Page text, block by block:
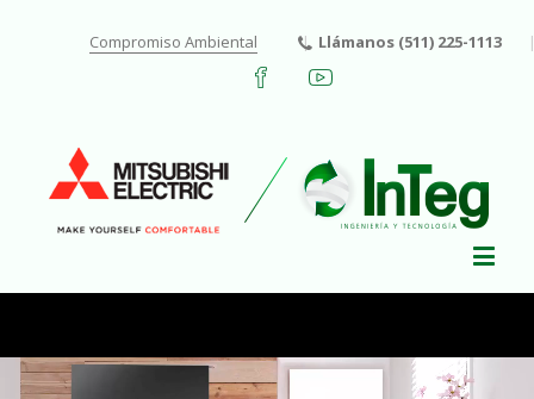
Compromiso Ambiental Llámanos (511) 225-1113